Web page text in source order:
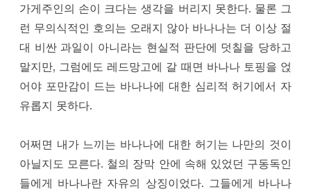
가게주인의 손이 크다는 생각을 버리지 못한다. 물론 그
런 무의식적인 호의는 오래지 않아 바나나는 더 이상 절
대 비싼 과일이 아니라는 현실적 판단에 덧칠을 당하고
말지만, 그럼에도 레드망고에 갈 때면 바나나 토핑을 얹
어야 포만감이 드는 바나나에 대한 심리적 허기에서 자
유롭지 못하다.
어쩌면 내가 느끼는 바나나에 대한 허기는 나만의 것이
아닐지도 모른다. 철의 장막 안에 속해 있었던 구동독인
들에게 바나나란 자유의 상징이었다. 그들에게 바나나